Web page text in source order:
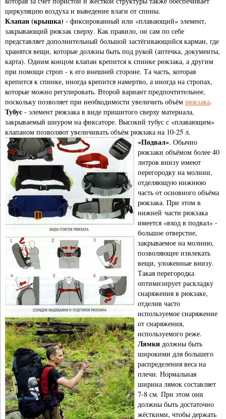
циркуляцию воздуха и выведение влаги от спины.
Клапан (крышка) - фиксированный или «плавающий» элемент,
закрывающий рюкзак сверху. Как правило, он сам по себе
представляет дополнительный большой застёгивающийся карман, где
хранятся вещи, которые должны быть под рукой (аптечка, документы,
карта). Одним концом клапан крепится к спинке рюкзака, а другим
при помощи строп - к его внешней стороне. Та часть, которая
крепится к спинке, иногда крепится намертво, а иногда на стропах,
которые можно регулировать. Второй вариант предпочтительнее,
поскольку позволяет при необходимости увеличить объём рюкзака.
Тубус - элемент рюкзака в виде пришитого сверху материала,
закрываемый шнуром на фиксаторе. Высокий тубус с «плавающим»
клапаном позволяют увеличивать объём рюкзака на 10-25 л.
«Подвал». Обычно
рюкзаки объёмом более 40
литров внизу имеют
перегородку на молнии,
отделяющую нижнюю
часть от основного объёма
рюкзака. При этом в
нижней части рюкзака
имеется «вход в подвал» -
большое отверстие,
закрываемое на молнию,
позволяющее извлекать
вещи, уложенные внизу.
Такая перегородка
оптимизирует раскладку
снаряжения в рюкзаке,
отделив часто
используемое снаряжение
от снаряжения,
используемого реже.
Лямки должны быть
широкими для большего
распределения веса на
плечи. Нормальная
ширина лямок составляет
7-8 см. При этом они
должны быть достаточно
жёсткими, чтобы держать